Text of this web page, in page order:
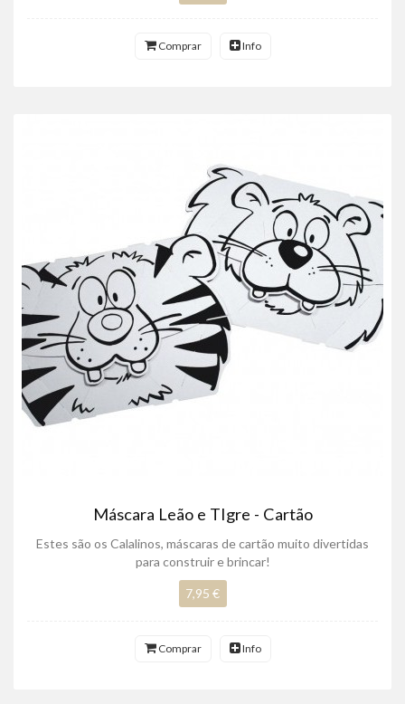
Comprar Info
Máscara Leão e TIgre - Cartão
Estes são os Calalinos, máscaras de cartão muito divertidas
para construir e brincar!
7,95 €
Comprar Info